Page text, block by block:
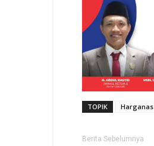
TOPIK Harganas
Berita Sebelumnya